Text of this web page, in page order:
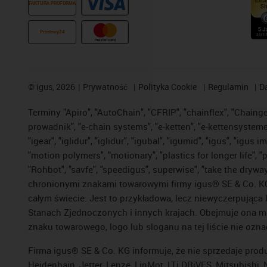
FAKTURA PROFORMA
Przelewy24
© igus, 2026 Prywatność Polityka Cookie Regulamin
Terminy "Apiro", "AutoChain", "CFRIP", "chainflex",
prowadnik", "e-chain systems", "e-ketten", "e-
"igear", "iglidur", "iglidur", "igubal", "igumid", "igus", "igus
"motion polymers", "motionary", "plastics for longer life",
"Rohbot", "savfe", "speedigus", superwise", "take the
chronionymi znakami towarowymi firmy igus® SE & Co.
całym świecie. Jest to przykładowa, lecz
Stanach Zjednoczonych i innych krajach. Obejmuje ona
znaku towarowego, logo lub sloganu na tej liście nie
Firma igus® SE & Co. KG informuje, że nie sprzedaje
Heidenhain, Jetter, Lenze, LinMot, LTi DRiVES,